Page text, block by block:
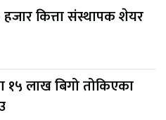
कित्ता संस्थापक शेयर
१५ लाख बिगो तोकिएका